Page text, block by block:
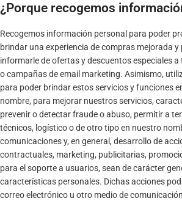
¿Porque recogemos
Recogemos información personal para poder
brindar una experiencia de compras mejorada y
informarle de ofertas y descuentos especiales
o campañas de email marketing. Asimismo,
para poder brindar estos servicios y funciones
nombre, para mejorar nuestros servicios,
prevenir o detectar fraude o abuso, permitir a
técnicos, logístico o de otro tipo en nuestro
comunicaciones y, en general, desarrollo de
contractuales, marketing, publicitarias,
para el soporte a usuarios, sean de carácter
características personales. Dichas acciones
correo electrónico u otro medio de